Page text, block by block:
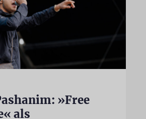
»Free
als